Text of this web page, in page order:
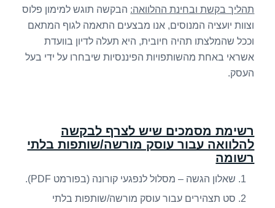
תהליך בקשת ובחינת ההלוואה: הבקשה תוגש למימון פלוס
וצוות יועציה המנוסים, אנו מבצעים התאמה לגוף המתאם
וככל שהמלצתו תהיה חיובית, היא תעלה לדיון בוועדת
אשראי באחת מהשותפויות הפיננסיות שיבחרו על ידי בעל
העסק.
רשימת מסמכים שיש לצרף לבקשה
להלוואה עבור עוסק מורשה/שותפות בלתי
רשומה
שאלון הגשה – מסלול לנפגעי קורונה (בפורמט PDF).
סט תצהירים עבור עוסק מורשה/שותפות בלתי